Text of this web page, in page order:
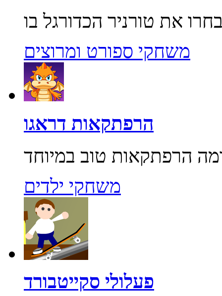
משחקי ספורט ומרוצים
הרפתקאות דראגו
משחקי ילדים
פעלולי סקייטבורד